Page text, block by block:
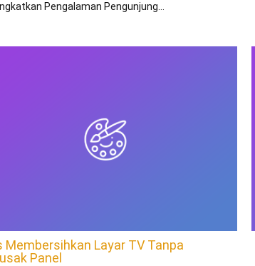
Pengalaman Pengunjung…
Membersihkan Layar TV Tanpa
Panel